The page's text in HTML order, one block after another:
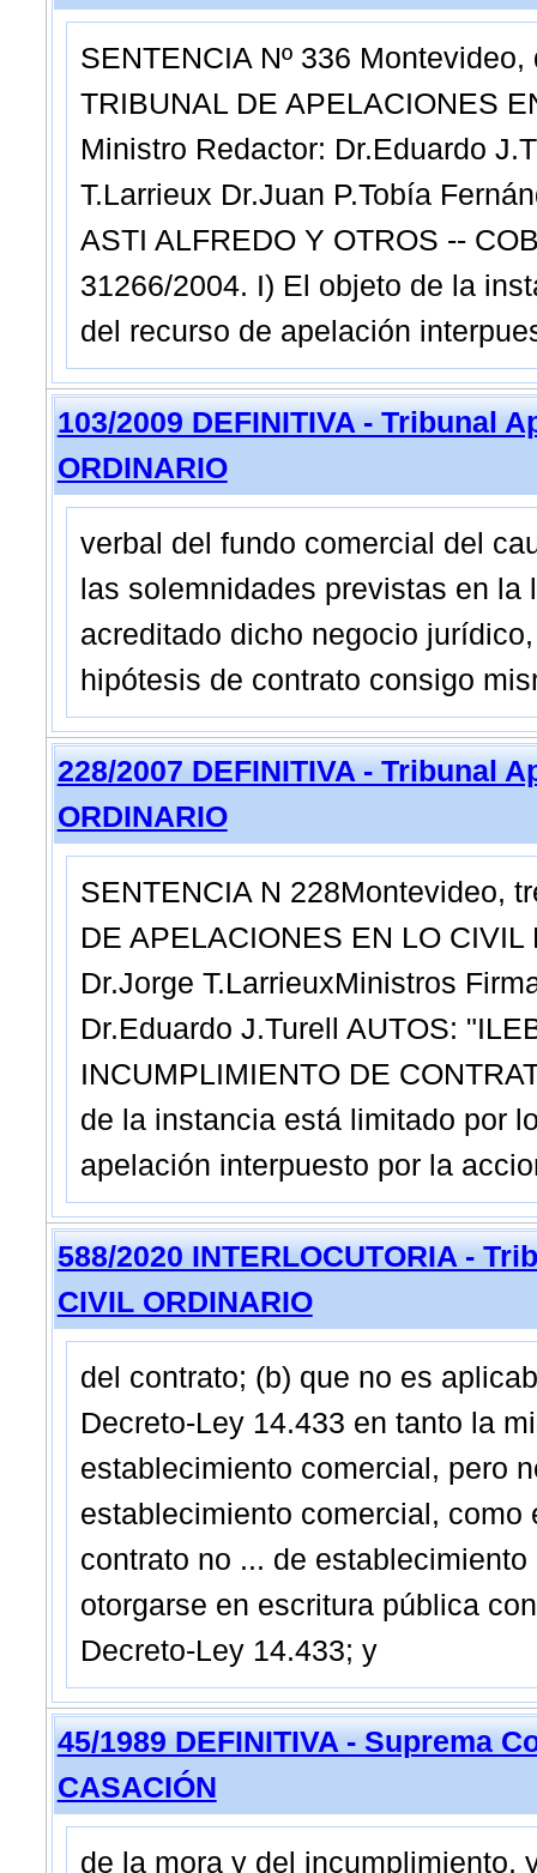
SENTENCIA Nº 336
TRIBUNAL DE APELACIONES
Ministro Redactor: Dr.Eduardo
T.Larrieux Dr.Juan P.Tobía
ASTI ALFREDO Y OTROS --
31266/2004. I) El objeto de la
del recurso de apelación
103/2009 DEFINITIVA - Tribunal
ORDINARIO
verbal del fundo comercial del
las solemnidades previstas en
acreditado dicho negocio
hipótesis de contrato consigo
228/2007 DEFINITIVA - Tribunal
ORDINARIO
SENTENCIA N 228Montevideo,
DE APELACIONES EN LO
Dr.Jorge T.LarrieuxMinistros
Dr.Eduardo J.Turell AUTOS:
INCUMPLIMIENTO DE
de la instancia está limitado por
apelación interpuesto por la
588/2020 INTERLOCUTORIA -
CIVIL ORDINARIO
del contrato; (b) que no es
Decreto-Ley 14.433 en tanto la
establecimiento comercial, pero
establecimiento comercial,
contrato no ... de
otorgarse en escritura pública
Decreto-Ley 14.433; y
45/1989 DEFINITIVA - Suprema
CASACIÓN
de la mora y del incumplimiento,